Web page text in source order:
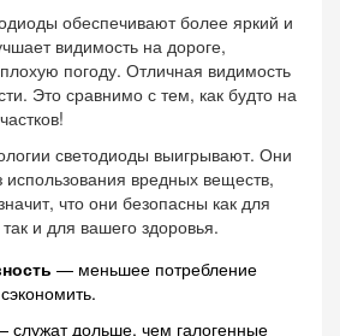
обеспечивают более яркий и
видимость на дороге,
погоду. Отличная видимость
Это сравнимо с тем, как будто на
светодиоды выигрывают. Они
использования вредных веществ,
что они безопасны как для
и для вашего здоровья.
— меньшее потребление
служат дольше, чем галогенные